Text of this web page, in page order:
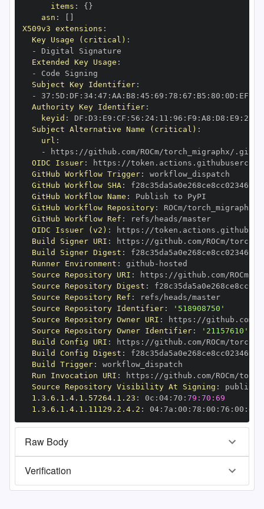
items : { }
asn :
X509v3 extensions :
Key Usage (critical) :
-
Extended Key Usage :
-
Subject Key Identifier:
-
37 : 5D : DF : 34: 47 : AA : B8 : 45 : 69 : 78 : 67 : B5 : 80 : 0D : EF
Authority Key Identifier:
keyid : DF : D3 : E9 : CF : 56 : 24: 11 : 96 : F9 : A8 : D8 : E9 : 28
Subject Alternative Name (critical) :
url :
-
https :
OIDC Issuer: https :
GitHub Workflow Trigger:
GitHub Workflow SHA:
GitHub Workflow Name :
GitHub Workflow Repository:
GitHub Workflow Ref :
refs/heads/master
OIDC Issuer (v2) : https :
Build Signer URI : https :
Build Signer Digest :
Runner Environment : github -
Source Repository URI : https :
Source Repository Digest :
Source Repository Ref :
refs/heads/master
Source Repository Identifier:
'518908750'
Source Repository Owner URI : https :
Source Repository Owner Identifier:
'21157610'
Build Config URI : https :
Build Config Digest :
Build Trigger:
Run Invocation URI : https :
Source Repository Visibility At Signing :
1.3.6.1.4.1.57264.1.23 : 0c : 04: 70 : 79:70:69
1.3.6.1.4.1.11129.2.4.2 : 04: 7a : 00 : 78 : 00 : 76 : 00 : dd
Raw Body
Verification